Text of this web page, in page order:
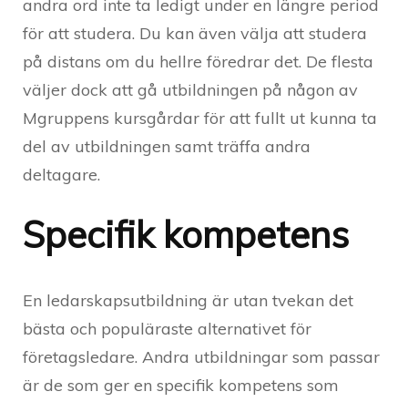
andra ord inte ta ledigt under en längre period
för att studera. Du kan även välja att studera
på distans om du hellre föredrar det. De flesta
väljer dock att gå utbildningen på någon av
Mgruppens kursgårdar för att fullt ut kunna ta
del av utbildningen samt träffa andra
deltagare.
Specifik kompetens
En ledarskapsutbildning är utan tvekan det
bästa och populäraste alternativet för
företagsledare. Andra utbildningar som passar
är de som ger en specifik kompetens som